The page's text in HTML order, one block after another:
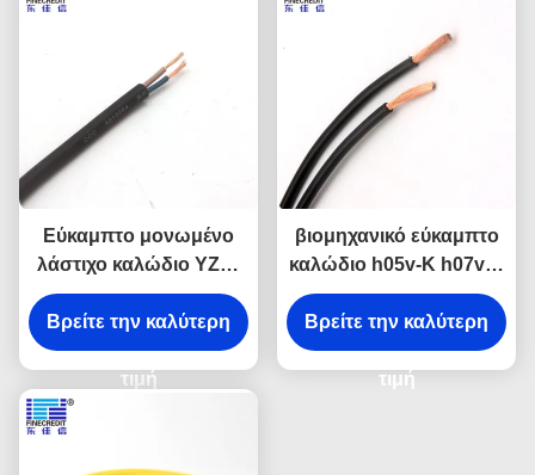
Εύκαμπτο μονωμένο
λάστιχο καλώδιο YZW,
καλώδιο αγωγών
χαλκού 1.5mm - 400mm
γυμνό
Βρείτε την καλύτερη
τιμή
βιομηχανικό εύκαμπτο
καλώδιο h05v-Κ h07v-Κ
χαλκού 2.5mm στερεό/
προσαραγμένο
Βρείτε την καλύτερη
τιμή